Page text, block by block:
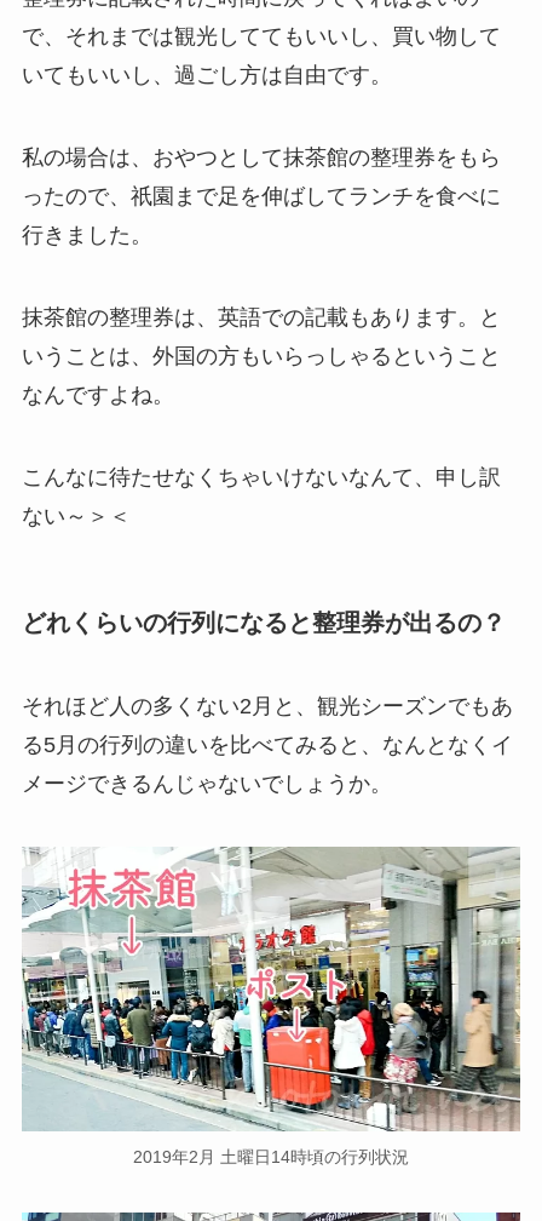
で、それまでは観光しててもいいし、買い物して
いてもいいし、過ごし方は自由です。
私の場合は、おやつとして抹茶館の整理券をもら
ったので、祇園まで足を伸ばしてランチを食べに
行きました。
抹茶館の整理券は、英語での記載もあります。と
いうことは、外国の方もいらっしゃるということ
なんですよね。
こんなに待たせなくちゃいけないなんて、申し訳
ない～＞＜
どれくらいの行列になると整理券が出るの？
それほど人の多くない2月と、観光シーズンでもあ
る5月の行列の違いを比べてみると、なんとなくイ
メージできるんじゃないでしょうか。
2019年2月 土曜日14時頃の行列状況